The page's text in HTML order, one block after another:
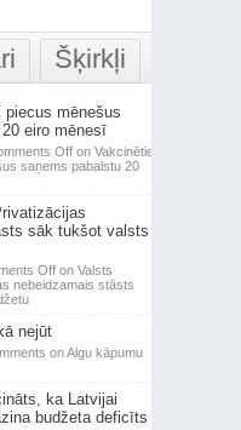
Šķirkļi
piecus mēnešus
eiro mēnesī
Offon Vakcinētie
saņems pabalstu 20
sāk tukšot valsts
Offon Valsts
nebeidzamais stāsts
nejūt
on Algu kāpumu
ka Latvijai
budžeta deficīts